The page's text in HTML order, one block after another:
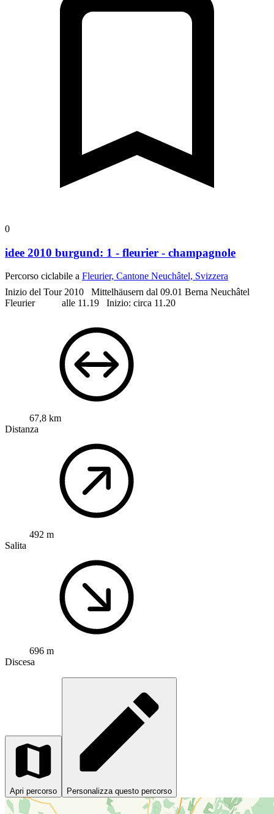
0
idee 2010 burgund: 1 - fleurier - champagnole
Percorso ciclabile a Fleurier, Cantone Neuchâtel, Svizzera
Inizio del Tour 2010
Mittelhäusern dal 09.01 Berna Neuchâtel
Fleurier alle 11.19
Inizio: circa 11.20
67,8 km
Distanza
492 m
Salita
696 m
Discesa
Apri percorso Personalizza questo percorso